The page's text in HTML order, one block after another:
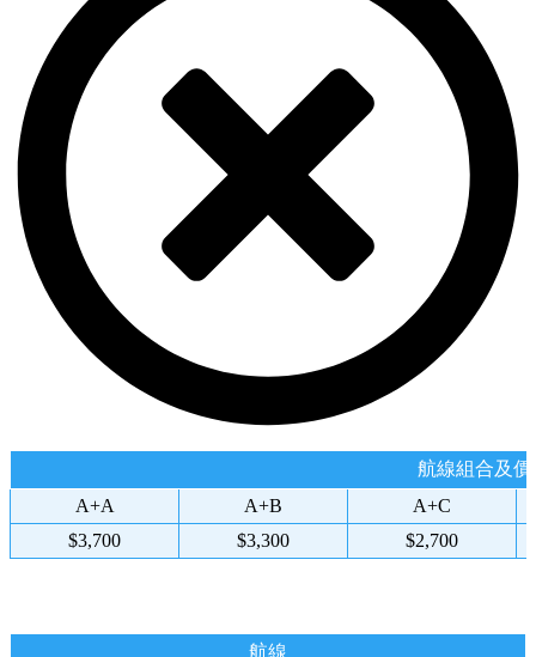
航線組合及
A+A
A+B
A+C
$3,700
$3,300 $2,700
航線